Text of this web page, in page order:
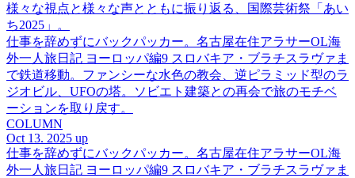
様々な視点と様々な声とともに振り返る、国際芸術祭「あい
ち2025」。
仕事を辞めずにバックパッカー。名古屋在住アラサーOL海
外一人旅日記 ヨーロッパ編9 スロバキア・ブラチスラヴァま
で鉄道移動。ファンシーな水色の教会、逆ピラミッド型のラ
ジオビル、UFOの塔。ソビエト建築との再会で旅のモチベ
ーションを取り戻す。
COLUMN
Oct 13. 2025 up
仕事を辞めずにバックパッカー。名古屋在住アラサーOL海
外一人旅日記 ヨーロッパ編9 スロバキア・ブラチスラヴァま